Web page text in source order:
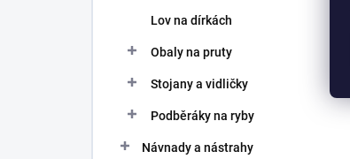
Lov na dírkách
Obaly na pruty
Stojany a vidličky
Podběráky na ryby
Návnady a nástrahy